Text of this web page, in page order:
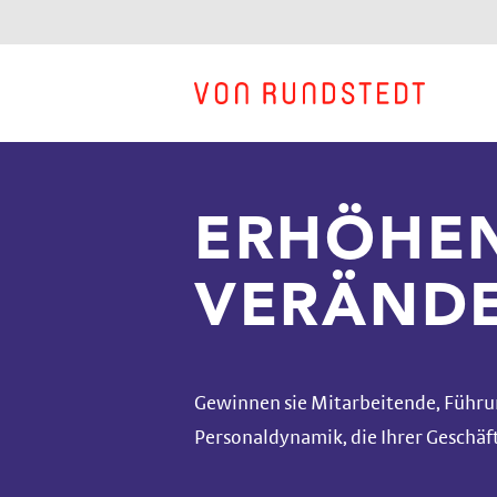
Gewinnen sie Mitarbeitende,
Personaldynamik, die Ihrer